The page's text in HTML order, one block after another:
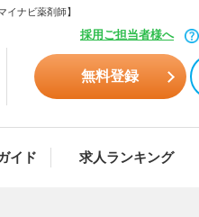
ナビ薬剤師】
採用ご担当者様へ
無料登録
イド 求人ランキング